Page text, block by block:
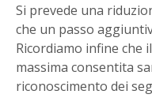
Si prevede una
che un passo
Ricordiamo infine che
massima consentita
riconoscimento dei